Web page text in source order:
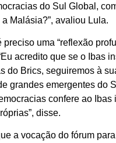
do Sul Global,
Malásia?”, avaliou Lula.
preciso uma “reflexão
acredito que se o Ibas
do Brics, seguiremos à
grandes emergentes do
confere ao Ibas
disse.
a vocação do fórum